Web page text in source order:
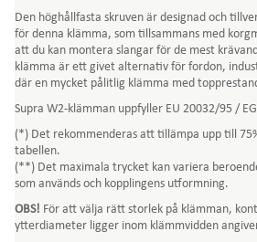
Den höghållfasta skruven är designad och
för denna klämma, som tillsammans med
att du kan montera slangar för de mest
klämma är ett givet alternativ för fordon,
där en mycket pålitlig klämma med
Supra W2-klämman uppfyller EU 20032/95 /
(*) Det rekommenderas att tillämpa upp till
tabellen.
(**) Det maximala trycket kan variera
som används och kopplingens utformning.
OBS! För att välja rätt storlek på klämman,
ytterdiameter ligger inom klämmvidden